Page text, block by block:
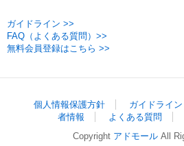
ガイドライン >>
FAQ（よくある質問）>>
無料会員登録はこちら >>
個人情報保護方針 ガイドライン
者情報
よくある質問
Copyright アドモールAll